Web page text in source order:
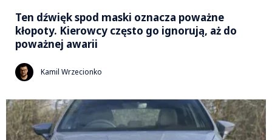
Ten dźwięk spod maski oznacza poważne
kłopoty. Kierowcy często go ignorują, aż do
poważnej awarii
Kamil Wrzecionko